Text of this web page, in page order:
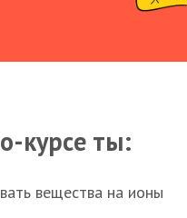
курсе ты:
вещества на ионы